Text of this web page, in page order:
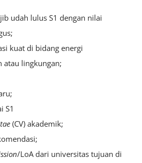
udah lulus S1 dengan nilai
kuat di bidang energi
atau lingkungan;
S1
(CV) akademik;
/LoA dari universitas tujuan di